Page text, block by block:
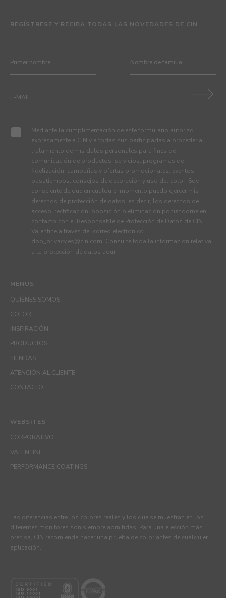
MENUS
QUIÉNES SOMOS
COLOR
INSPIRACIÓN
PRODUCTOS
TIENDAS
ATENCIÓN AL CLIENTE
CONTACTO
REGÍSTRESE Y RECIBA TODAS LAS NOVEDADES DE CIN
Mediante la cumplimentación de este formulario autorizo
expresamente a CIN y a todas sus participadas a proceder al
tratamiento de mis datos personales para fines de
comunicación de productos, servicios, programas de
fidelización, campañas y ofertas promocionales, eventos,
pasatiempos, consejos de decoración y uso del color. Soy
consciente de que en cualquier momento puedo ejercer mis
derechos de protección de datos, es decir, los derechos de
acceso, rectificación, oposición o eliminación poniéndome en
contacto con el Responsable de Protección de Datos de CIN
Valentine a través del correo electrónico
dpo_privacy.es@cin.com. Consulte toda la información relativa
a la protección de datos aquí.
WEBSITES
CORPORATIVO
VALENTINE
PERFORMANCE COATINGS
Las diferencias entre los colores reales y los que se muestran en los
diferentes monitores son siempre admitidas. Para una elección más
precisa, CIN recomienda hacer una prueba de color antes de cualquier
aplicación.